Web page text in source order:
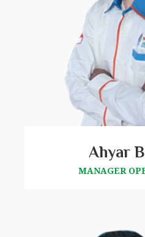
Ahyar
MANAGER